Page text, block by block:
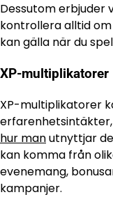
Dessutom erbjuder
kontrollera alltid
kan gälla när du
XP-multiplikatorer
XP-multiplikatorer
hur manutnyttjar
kan komma från
evenemang,
kampanjer.